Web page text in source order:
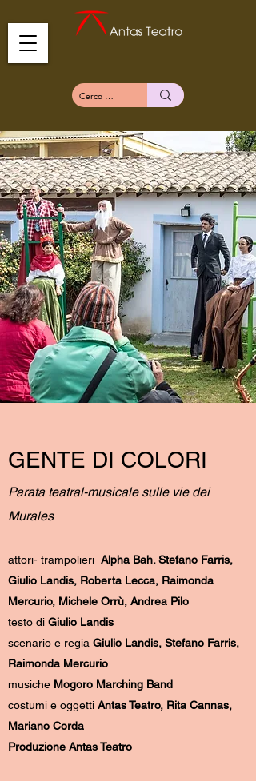
GENTE DI COLORI
Parata teatral-musicale sulle vie dei
Murales
attori- trampolieri Alpha Bah. Stefano Farris,
Giulio Landis, Roberta Lecca, Raimonda
Mercurio, Michele Orrù, Andrea Pilo
testo di Giulio Landis
scenario e regia Giulio Landis, Stefano Farris,
Raimonda Mercurio
musiche Mogoro Marching Band
costumi e oggetti Antas Teatro, Rita Cannas,
Mariano Corda
Produzione Antas Teatro